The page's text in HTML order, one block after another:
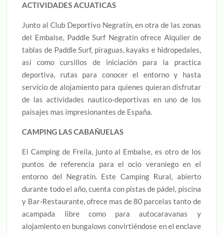
ACTIVIDADES ACUATICAS
Junto al Club Deportivo Negratín, en otra de las zonas
del Embalse, Paddle Surf Negratín ofrece Alquiler de
tablas de Paddle Surf, piraguas, kayaks e hidropedales,
así como cursillos de iniciación para la practica
deportiva, rutas para conocer el entorno y hasta
servicio de alojamiento para quienes quieran disfrutar
de las actividades nautico-deportivas en uno de los
paisajes mas impresionantes de España.
CAMPING LAS CABAÑUELAS
El Camping de Freila, junto al Embalse, es otro de los
puntos de referencia para el ocio veraniego en el
entorno del Negratín. Este Camping Rural, abierto
durante todo el año, cuenta con pistas de pádel, piscina
y Bar-Restaurante, ofrece mas de 80 parcelas tanto de
acampada libre como para autocaravanas y
alojamiento en bungalows convirtiéndose en el enclave